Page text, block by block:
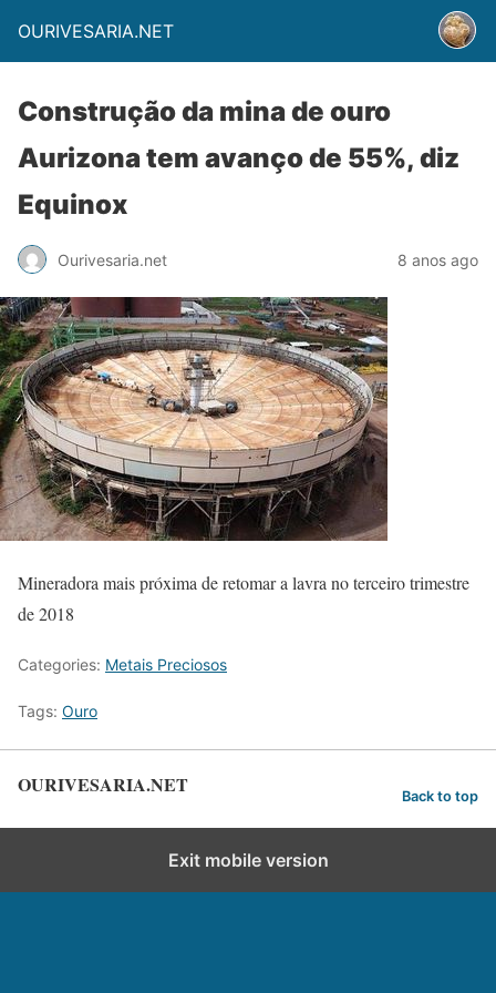
OURIVESARIA.NET
Construção da mina de ouro
Aurizona tem avanço de 55%, diz
Equinox
Ourivesaria.net 8 anos ago
Mineradora mais próxima de retomar a lavra no terceiro trimestre
de 2018
Categories: Metais Preciosos
Tags: Ouro
OURIVESARIA.NET Back to top
Exit mobile version